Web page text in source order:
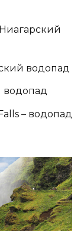
водопад
водопад
– водопад